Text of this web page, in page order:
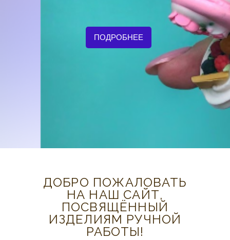
ПОДРОБНЕЕ
ДОБРО ПОЖАЛОВАТЬ
НА НАШ САЙТ,
ПОСВЯЩЁННЫЙ
ИЗДЕЛИЯМ РУЧНОЙ
РАБОТЫ!